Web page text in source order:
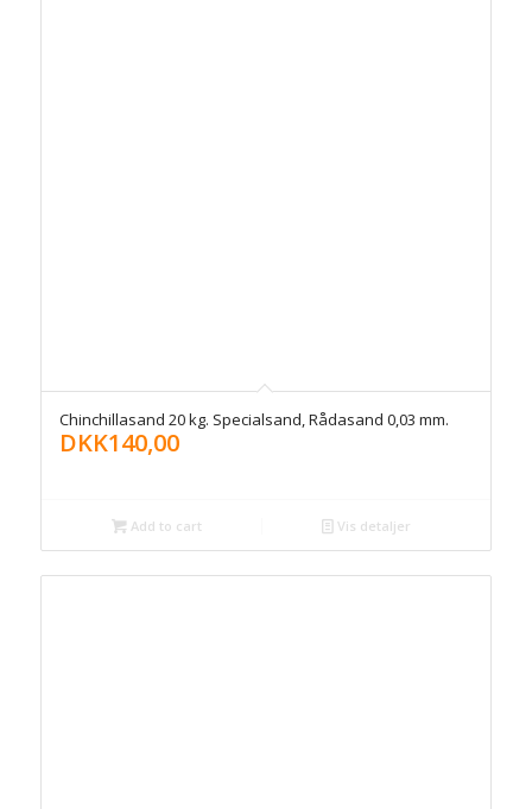
Chinchillasand 20 kg. Specialsand, Rådasand 0,03 mm.
DKK140,00
Add to cart Vis detaljer